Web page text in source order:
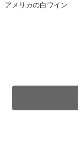
アメリカの白ワイン